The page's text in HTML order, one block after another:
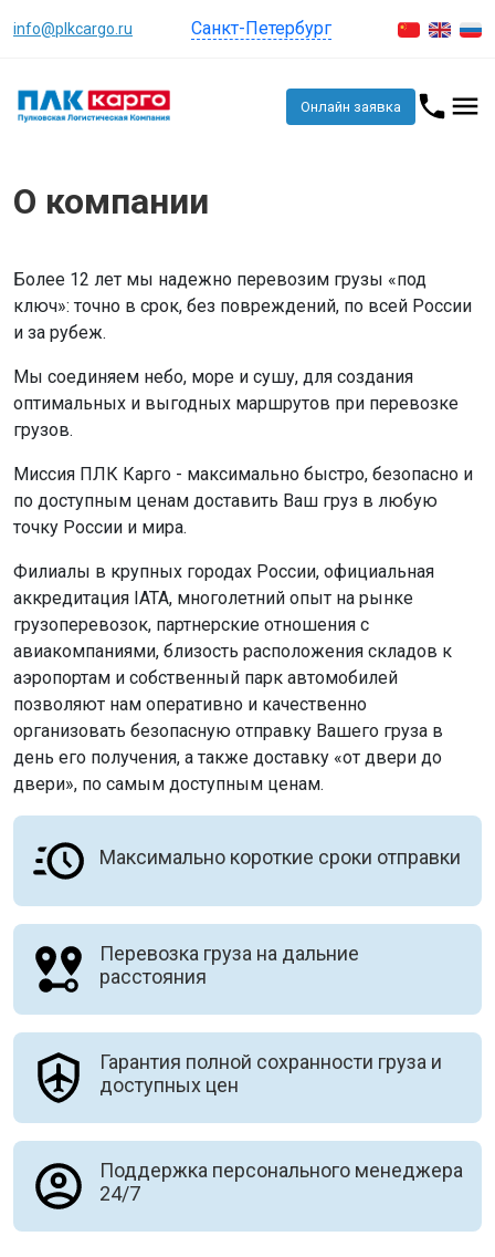
info@plkcargo.ru Санкт-Петербург
Онлайн заявка
О компании
Более 12 лет мы надежно перевозим грузы «под
ключ»: точно в срок, без повреждений, по всей России
и за рубеж.
Мы соединяем небо, море и сушу, для создания
оптимальных и выгодных маршрутов при перевозке
грузов.
Миссия ПЛК Карго - максимально быстро, безопасно и
по доступным ценам доставить Ваш груз в любую
точку России и мира.
Филиалы в крупных городах России, официальная
аккредитация IATA, многолетний опыт на рынке
грузоперевозок, партнерские отношения с
авиакомпаниями, близость расположения складов к
аэропортам и собственный парк автомобилей
позволяют нам оперативно и качественно
организовать безопасную отправку Вашего груза в
день его получения, а также доставку «от двери до
двери», по самым доступным ценам.
Максимально короткие сроки отправки
Перевозка груза на дальние
расстояния
Гарантия полной сохранности груза и
доступных цен
Поддержка персонального менеджера
24/7